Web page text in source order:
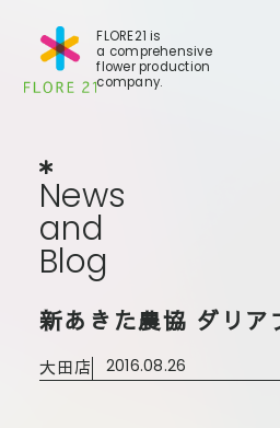
FLORE21 is
a comprehensive
flower production
company.
News
News
and
and
Blog
Blog
新あきた農協 ダリア
大田店 2016.08.26
大田本店